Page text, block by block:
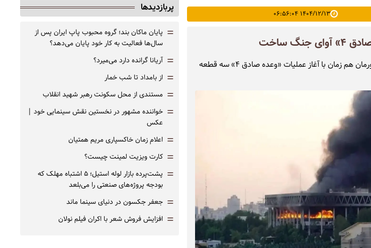
۱۴۰۴/۱۲/۱۳ ۰۶:۵۶:۰۴
ساخت
آهنگساز شناخته شده سینمای کشورمان هم زمان با آغاز عملیات «وعده صادق ۴» سه قطعه
پربازدیدها
= پایان ماکان بند؛ گروه محبوب پاپ ایران پس از
سال‌ها فعالیت به کار خود پایان می‌دهد؟
= آریانا گرانده دارد می‌میرد؟
= از بامداد تا شب خمار
= مستندی از محل سکونت رهبر شهید انقلاب
= خواننده مشهور در نخستین نقش سینمایی خود |‌
عکس
= اعلام زمان خاکسپاری مریم همتیان
= کارت ویزیت لمینت چیست؟
=
پشت‌پرده بازار لوله استیل؛ ۵ اشتباه مهلک که
بودجه پروژه‌های صنعتی را می‌بلعد
= جعفر جکسون در دنیای سینما ماند
= افزایش فروش شعر با اکران فیلم نولان